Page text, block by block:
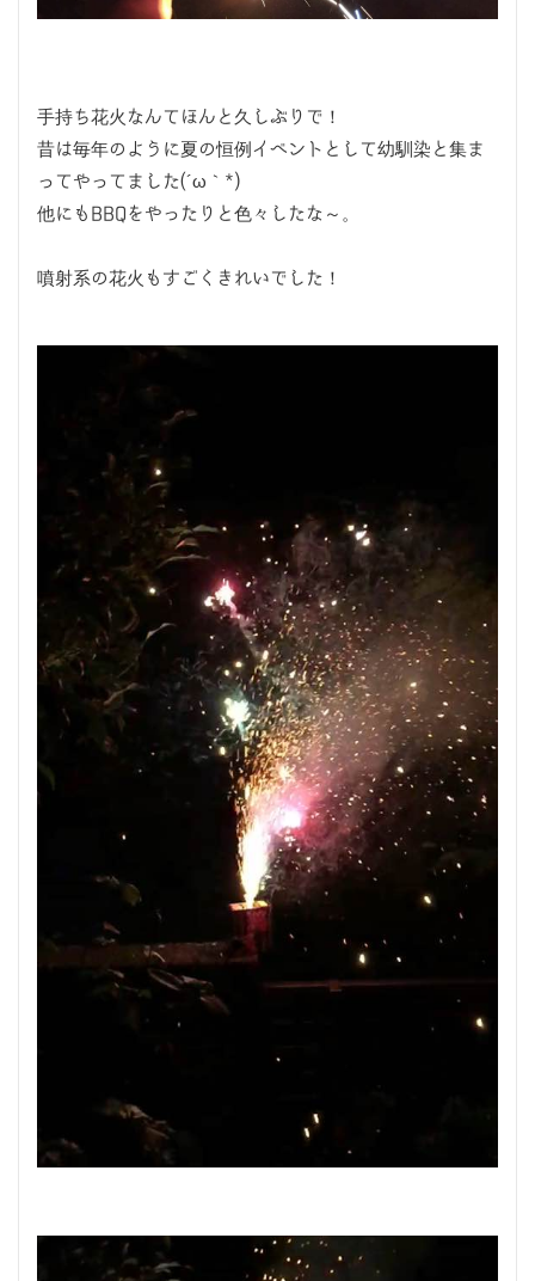
手持ち花火なんてほんと久しぶりで！
昔は毎年のように夏の恒例イベントとして幼馴染と集ま
ってやってました(´ω｀*)
他にもBBQをやったりと色々したな～。
噴射系の花火もすごくきれいでした！